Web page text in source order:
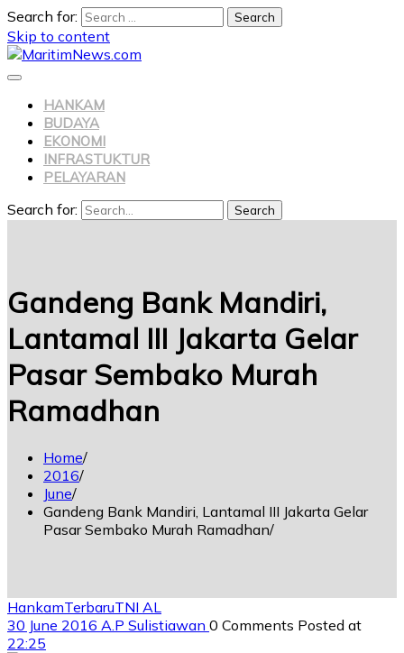
Search for:
Skip to content
HANKAM
BUDAYA
EKONOMI
INFRASTUKTUR
PELAYARAN
Search for: Search
Gandeng Bank Mandiri,
Lantamal III Jakarta Gelar
Pasar Sembako Murah
Ramadhan
Home
2016
June
Gandeng Bank Mandiri, Lantamal III Jakarta Gelar
Pasar Sembako Murah Ramadhan
HankamTerbaruTNI AL
30 June 2016 A.P Sulistiawan 0 Comments Posted at
22:25